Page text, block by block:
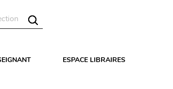
ESPACE LIBRAIRES